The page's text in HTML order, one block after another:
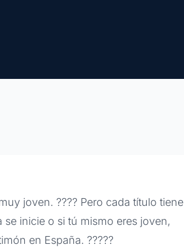
joven. ???? Pero cada título tiene
inicie o si tú mismo eres joven,
en España. ?????